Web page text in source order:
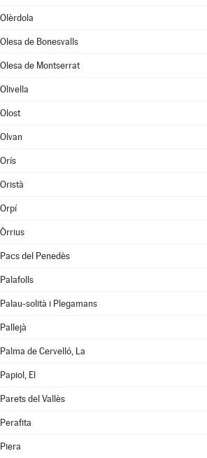
Olèrdola
Olesa de Bonesvalls
Olesa de Montserrat
Olivella
Olost
Olvan
Orís
Oristà
Orpí
Òrrius
Pacs del Penedès
Palafolls
Palau-solità i Plegamans
Pallejà
Palma de Cervelló, La
Papiol, El
Parets del Vallès
Perafita
Piera